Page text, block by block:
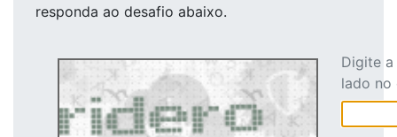
responda ao desafio abaixo.
Digite
lado no